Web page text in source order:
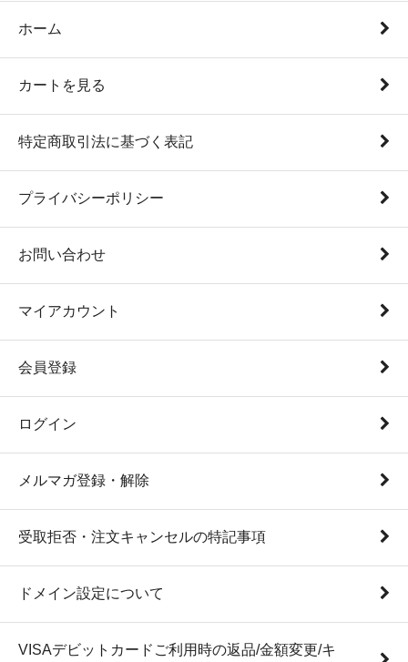
ホーム
カートを見る
特定商取引法に基づく表記
プライバシーポリシー
お問い合わせ
マイアカウント
会員登録
ログイン
メルマガ登録・解除
受取拒否・注文キャンセルの特記事項
ドメイン設定について
VISAデビットカードご利用時の返品/金額変更/キ